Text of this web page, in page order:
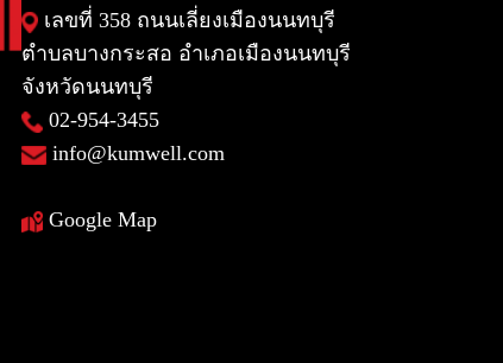
เลขที่ 358 ถนนเลี่ยงเมืองนนทบุรี
ตำบลบางกระสอ อำเภอเมืองนนทบุรี
จังหวัดนนทบุรี
02-954-3455
info@kumwell.com
Google Map